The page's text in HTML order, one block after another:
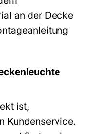
an der Decke
ist,
Kundenservice.